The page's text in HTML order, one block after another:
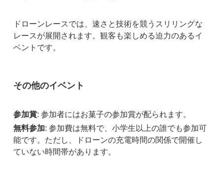
ドローンレースでは、速さと技術を競うスリリングな
レースが展開されます。観客も楽しめる迫力のあるイ
ベントです。
その他のイベント
参加賞: 参加者にはお菓子の参加賞が配られます。
無料参加: 参加費は無料で、小学生以上の誰でも参加可
能です。ただし、ドローンの充電時間の関係で開催し
ていない時間帯があります。